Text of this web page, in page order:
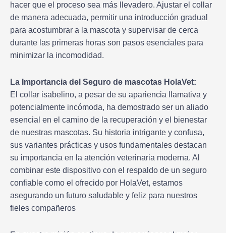
hacer que el proceso sea más llevadero. Ajustar el collar
de manera adecuada, permitir una introducción gradual
para acostumbrar a la mascota y supervisar de cerca
durante las primeras horas son pasos esenciales para
minimizar la incomodidad.
La Importancia del Seguro de mascotas HolaVet:
El collar isabelino, a pesar de su apariencia llamativa y
potencialmente incómoda, ha demostrado ser un aliado
esencial en el camino de la recuperación y el bienestar
de nuestras mascotas. Su historia intrigante y confusa,
sus variantes prácticas y usos fundamentales destacan
su importancia en la atención veterinaria moderna. Al
combinar este dispositivo con el respaldo de un seguro
confiable como el ofrecido por HolaVet, estamos
asegurando un futuro saludable y feliz para nuestros
fieles compañeros